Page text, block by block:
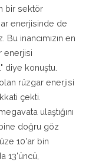
bir sektör
enerjisinde de
inancımızın en
enerjisi
diye konuştu.
rüzgar enerjisi
çekti.
ulaştığını
doğru göz
10'ar bin
13'üncü,